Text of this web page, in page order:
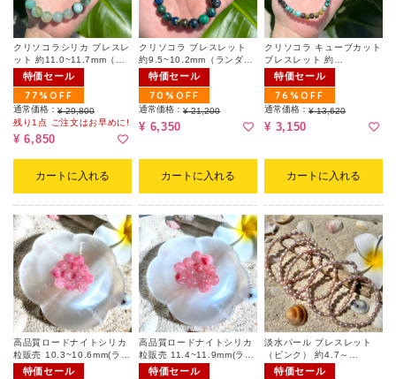
クリソコラシリカ ブレスレ
ット 約11.0~11.7mm（ラ
ンダム｜天然キズ有）
特価セール
77%OFF
通常価格： ¥ 29,800
残り1点 ご注文はお早めに!
¥ 6,850
カートに入れる
クリソコラ ブレスレット
約9.5~10.2mm（ランダム
｜天然キズ有）
特価セール
70%OFF
通常価格：¥ 21,200
¥ 6,350
カートに入れる
クリソコラ キューブカット
ブレスレット 約
4~5mm（ランダム｜天然
キズ有）
特価セール
76%OFF
通常価格：¥ 13,620
¥ 3,150
カートに入れる
高品質ロードナイトシリカ
粒販売 10.3~10.6mm(ラン
ダム)
特価セール
高品質ロードナイトシリカ
粒販売 11.4~11.9mm(ラン
ダム)
特価セール
淡水パール ブレスレット
（ピンク） 約4.7～
5mm（ランダム）
特価セール